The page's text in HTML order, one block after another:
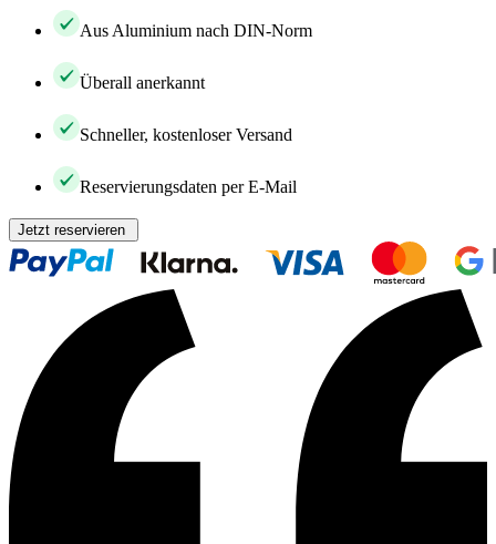
Aus Aluminium nach DIN-Norm
Überall anerkannt
Schneller, kostenloser Versand
Reservierungsdaten per E-Mail
Jetzt reservieren